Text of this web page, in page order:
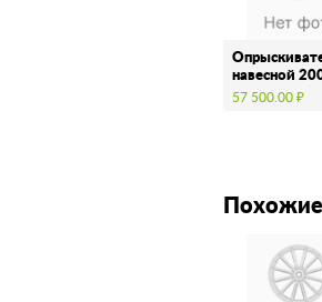
навесной
(штанга 8м) с
57 500.00 ₽